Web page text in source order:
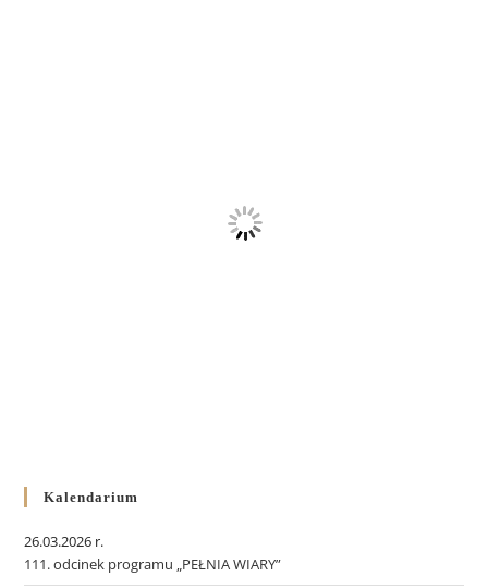
Kalendarium
26.03.2026 r.
111. odcinek programu „PEŁNIA WIARY”